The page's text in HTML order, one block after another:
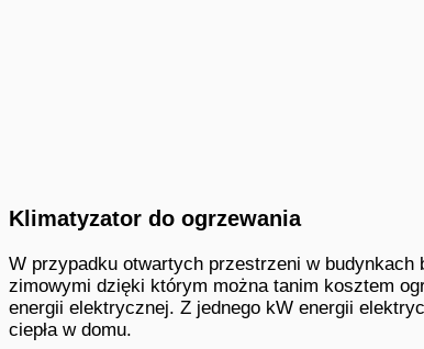
Klimatyzator do ogrzewania
W przypadku otwartych przestrzeni w
zimowymi dzięki którym można tanim kosztem
energii elektrycznej. Z jednego kW energii
ciepła w domu.